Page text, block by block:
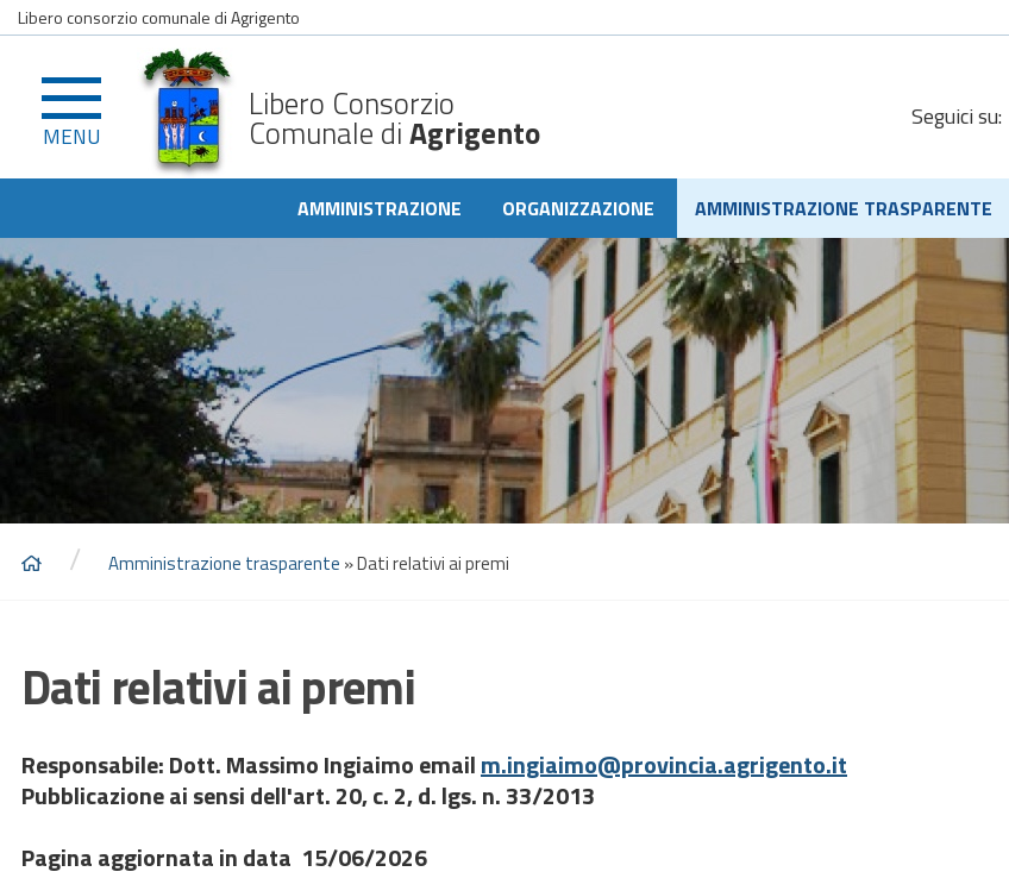
Libero consorzio comunale di Agrigento
MENU
Libero Consorzio
Comunale diAgrigento Seguici su:
AMMINISTRAZIONE ORGANIZZAZIONE AMMINISTRAZIONE TRASPARENTE
/ Amministrazione trasparente »Dati relativi ai premi
Dati relativi ai premi
Responsabile: Dott. Massimo Ingiaimo emailm.ingiaimo@provincia.agrigento.it
Pubblicazione ai sensi dell'art. 20, c. 2, d. lgs. n. 33/2013
Pagina aggiornata in data 15/06/2026